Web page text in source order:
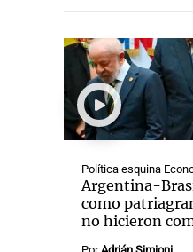
Política esquina
Argentina-
como
no hicieron